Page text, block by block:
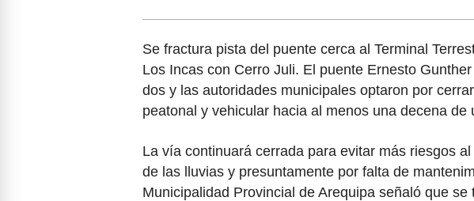
Se fractura pista del puente cerca al Terminal
Los Incas con Cerro Juli. El puente Ernesto
dos y las autoridades municipales optaron por
peatonal y vehicular hacia al menos una decena de
La vía continuará cerrada para evitar más riesgos
de las lluvias y presuntamente por falta de
Municipalidad Provincial de Arequipa señaló que se